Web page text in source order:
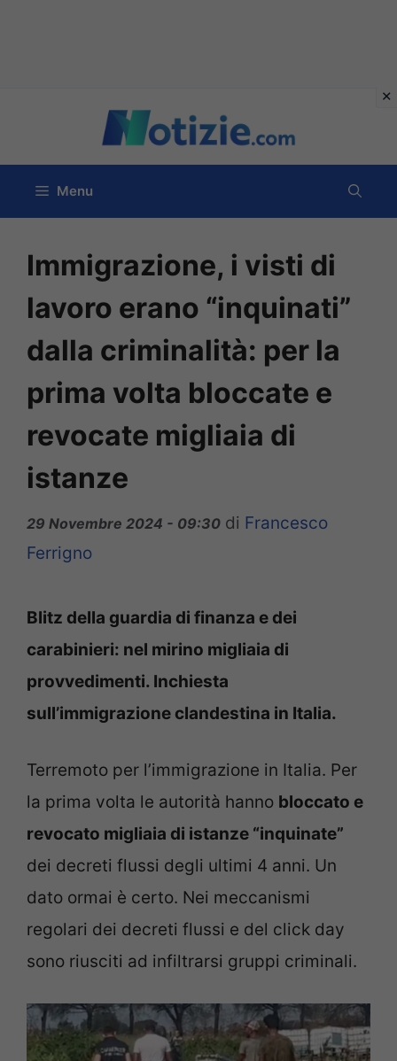
contenuto
Menu
Immigrazione, i visti di
lavoro erano “inquinati”
dalla criminalità: per la
prima volta bloccate e
revocate migliaia di
istanze
29 Novembre 2024 - 09:30 di Francesco
Ferrigno
Blitz della guardia di finanza e dei
carabinieri: nel mirino migliaia di
provvedimenti. Inchiesta
sull’immigrazione clandestina in Italia.
Terremoto per l’immigrazione in Italia. Per
la prima volta le autorità hanno bloccato e
revocato migliaia di istanze “inquinate”
dei decreti flussi degli ultimi 4 anni. Un
dato ormai è certo. Nei meccanismi
regolari dei decreti flussi e del click day
sono riusciti ad infiltrarsi gruppi criminali.